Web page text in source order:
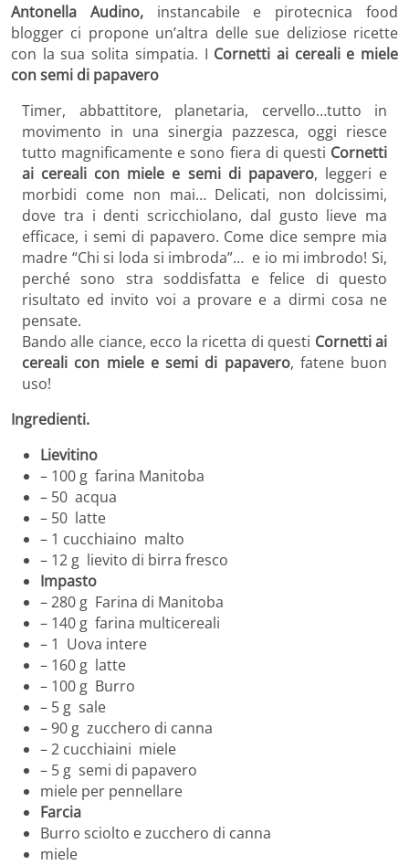
Antonella Audino, instancabile e pirotecnica food
blogger ci propone un’altra delle sue deliziose ricette
con la sua solita simpatia. I Cornetti ai cereali e miele
con semi di papavero
Timer, abbattitore, planetaria, cervello…tutto in
movimento in una sinergia pazzesca, oggi riesce
tutto magnificamente e sono fiera di questi Cornetti
ai cereali con miele e semi di papavero, leggeri e
morbidi come non mai… Delicati, non dolcissimi,
dove tra i denti scricchiolano, dal gusto lieve ma
efficace, i semi di papavero. Come dice sempre mia
madre “Chi si loda si imbroda”… e io mi imbrodo! Si,
perché sono stra soddisfatta e felice di questo
risultato ed invito voi a provare e a dirmi cosa ne
pensate.
Bando alle ciance, ecco la ricetta di questi Cornetti ai
cereali con miele e semi di papavero, fatene buon
uso!
Ingredienti.
Lievitino
– 100 g farina Manitoba
– 50 acqua
– 50 latte
– 1 cucchiaino malto
– 12 g lievito di birra fresco
Impasto
– 280 g Farina di Manitoba
– 140 g farina multicereali
– 1 Uova intere
– 160 g latte
– 100 g Burro
– 5 g sale
– 90 g zucchero di canna
– 2 cucchiaini miele
– 5 g semi di papavero
miele per pennellare
Farcia
Burro sciolto e zucchero di canna
miele